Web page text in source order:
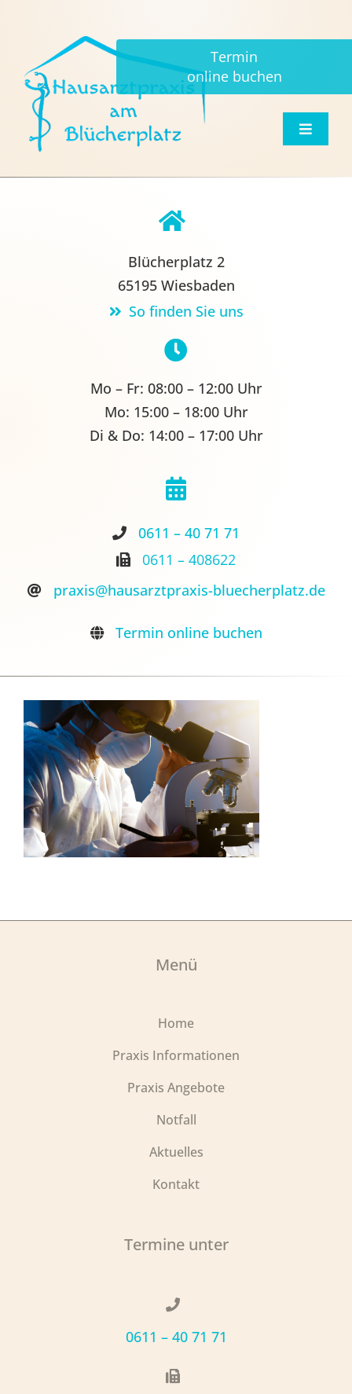
springen
Termin
online buchen
Toggle
Blücherplatz 2
65195 Wiesbaden
So finden Sie uns
Mo – Fr: 08:00 – 12:00 Uhr
Mo: 15:00 – 18:00 Uhr
Di & Do: 14:00 – 17:00 Uhr
0611 – 40 71 71
0611 – 408622
praxis@hausarztpraxis-bluecherplatz.de
Termin online buchen
Menü
Home
Praxis Informationen
Praxis Angebote
Notfall
Aktuelles
Kontakt
Termine unter
0611 – 40 71 71